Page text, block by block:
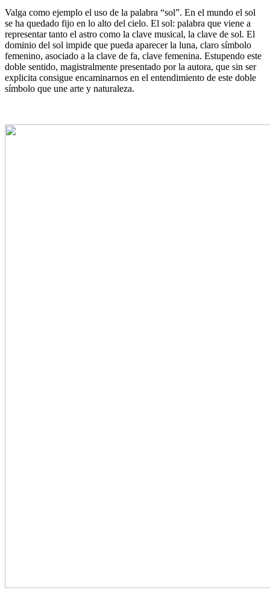
Valga como ejemplo el uso de la palabra “sol”. En el mundo el sol
se ha quedado fijo en lo alto del cielo. El sol: palabra que viene a
representar tanto el astro como la clave musical, la clave de sol. El
dominio del sol impide que pueda aparecer la luna, claro símbolo
femenino, asociado a la clave de fa, clave femenina. Estupendo este
doble sentido, magistralmente presentado por la autora, que sin ser
explicita consigue encaminarnos en el entendimiento de este doble
símbolo que une arte y naturaleza.